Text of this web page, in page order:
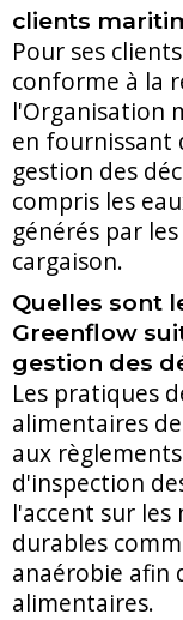
clients
Pour ses
conforme à la
l'Organisation
en fournissant
gestion des
compris les
générés par
cargaison.
Quelles sont
Greenflow
gestion des
Les pratiques
alimentaires
aux
d'inspection
l'accent sur
durables
anaérobie afin
alimentaires.